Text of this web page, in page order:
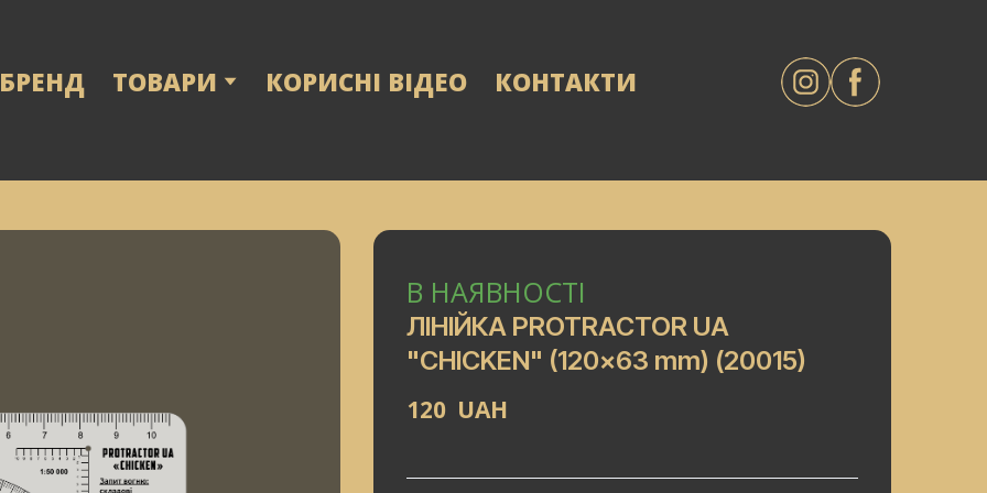
ТОВАРИ КОРИСНІ ВІДЕО КОНТАКТИ
В НАЯВНОСТІ
ЛІНІЙКА PROTRACTOR UA
"CHICKEN" (120x63 mm) (20015)
120  UAH